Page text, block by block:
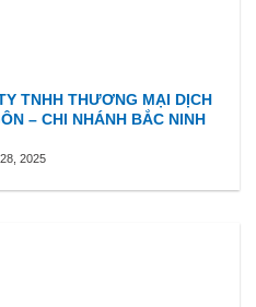
TNHH THƯƠNG MẠI DỊCH
– CHI NHÁNH BẮC NINH
2025